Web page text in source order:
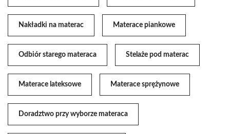
Nakładki na materac Materace piankowe
Odbiór starego materaca Stelaże pod materac
Materace lateksowe Materace sprężynowe
Doradztwo przy wyborze materaca